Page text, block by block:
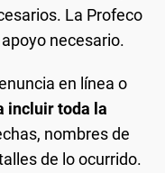
La Profeco
necesario.
en línea o
incluir toda la
nombres de
de lo ocurrido.